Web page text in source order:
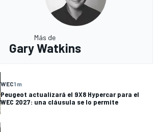
Más de
Gary Watkins
WEC1 m
Peugeot actualizará el 9X8 Hypercar para el
WEC 2027: una cláusula se lo permite